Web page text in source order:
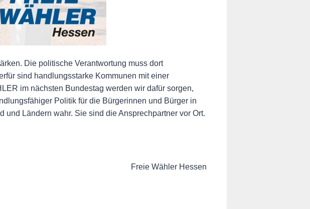
Die politische Verantwortung muss dort
sind handlungsstarke Kommunen mit einer
im nächsten Bundestag werden wir dafür sorgen,
Politik für die Bürgerinnen und Bürger in
Ländern wahr. Sie sind die Ansprechpartner vor Ort.
Freie Wähler Hessen